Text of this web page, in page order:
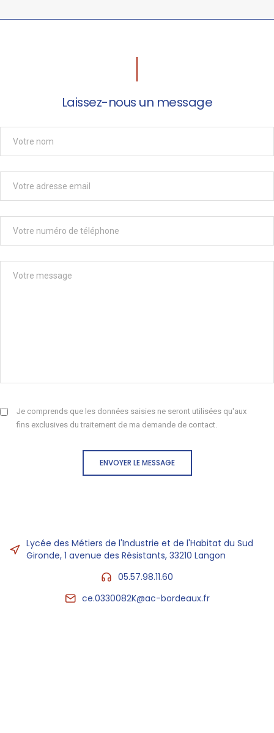
Laissez-nous un message
Je comprends que les données saisies ne seront utilisées qu'aux
fins exclusives du traitement de ma demande de contact.
ENVOYER LE MESSAGE
Lycée des Métiers de l'Industrie et de l'Habitat du Sud
Gironde, 1 avenue des Résistants, 33210 Langon
05.57.98.11.60
ce.0330082K@ac-bordeaux.fr